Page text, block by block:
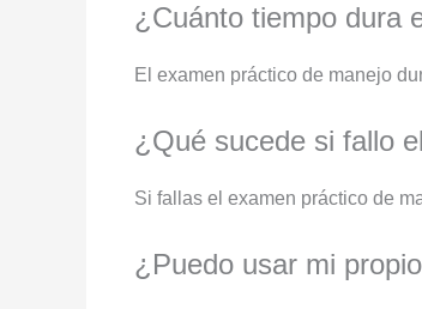
¿Cuánto tiempo dura
El examen práctico de manejo
¿Qué sucede si fallo
Si fallas el examen práctico de
¿Puedo usar mi